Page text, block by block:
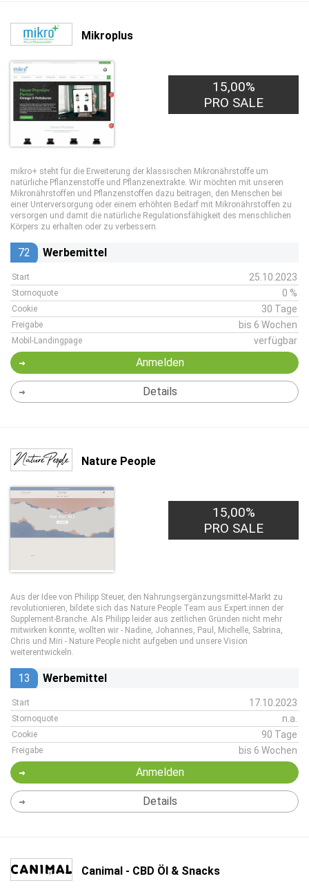
Mikroplus
15,00%
PRO SALE
mikro+ steht für die Erweiterung der klassischen Mikronährstoffe um
natürliche Pflanzenstoffe und Pflanzenextrakte. Wir möchten mit unseren
Mikronährstoffen und Pflanzenstoffen dazu beitragen, den Menschen bei
einer Unterversorgung oder einem erhöhten Bedarf mit Mikronährstoffen zu
versorgen und damit die natürliche Regulationsfähigkeit des menschlichen
Körpers zu erhalten oder zu verbessern.
72 Werbemittel
Start 25.10.2023
Stornoquote 0 %
Cookie 30 Tage
Freigabe bis 6 Wochen
Mobil-Landingpage verfügbar
Anmelden
Details
Nature People
15,00%
PRO SALE
Aus der Idee von Philipp Steuer, den Nahrungsergänzungsmittel-Markt zu
revolutionieren, bildete sich das Nature People Team aus Expert:innen der
Supplement-Branche. Als Philipp leider aus zeitlichen Gründen nicht mehr
mitwirken konnte, wollten wir - Nadine, Johannes, Paul, Michelle, Sabrina,
Chris und Miri - Nature People nicht aufgeben und unsere Vision
weiterentwickeln.
13 Werbemittel
Start 17.10.2023
Stornoquote n.a.
Cookie 90 Tage
Freigabe bis 6 Wochen
Anmelden
Details
Canimal - CBD Öl & Snacks